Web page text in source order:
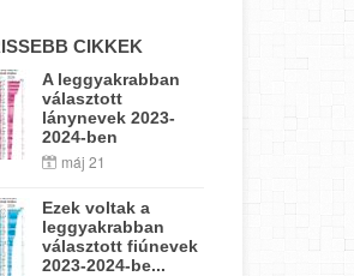
CIKKEK
A leggyakrabban
választott
lánynevek 2023-
2024-ben
máj 21
Ezek voltak a
leggyakrabban
választott fiúnevek
2023-2024-be...